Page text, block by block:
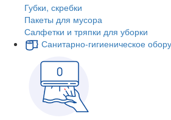
Губки, скребки
Пакеты для мусора
Салфетки и тряпки для уборки
Санитарно-гигиеническое